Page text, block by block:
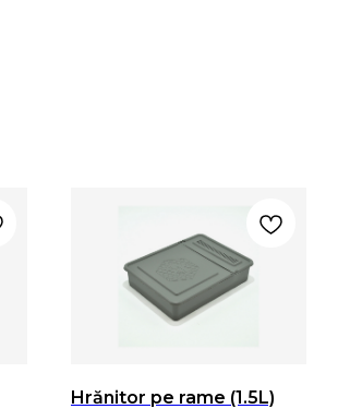
Hrănitor pe rame (1.5L)